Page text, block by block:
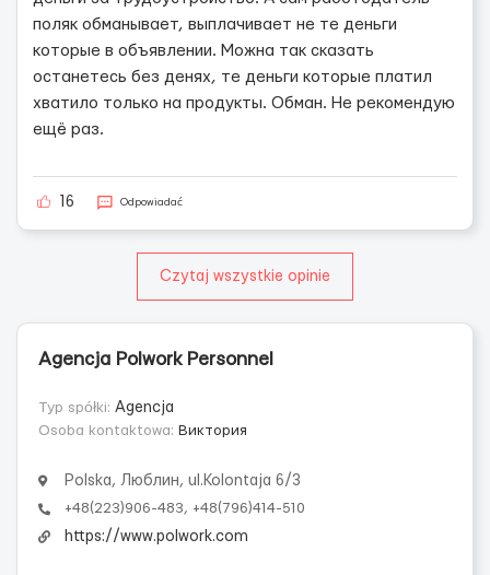
поляк обманывает, выплачивает не те деньги
которые в объявлении. Можна так сказать
останетесь без денях, те деньги которые платил
хватило только на продукты. Обман. Не рекомендую
ещё раз.
16 Odpowiadać
Czytaj wszystkie opinie
Agencja Polwork Personnel
Typ spółki: Agencja
Osoba kontaktowa: Виктория
Polska, Люблин, ul.Kolontaja 6/3
+48(223)906-483, +48(796)414-510
https://www.polwork.com